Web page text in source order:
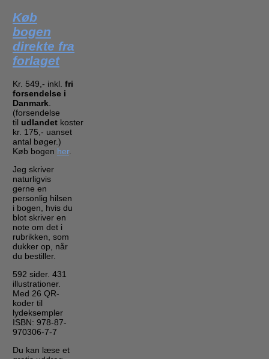
Køb
bogen
direkte fra
forlaget
Kr. 549,- inkl. fri
forsendelse i
Danmark
(forsendelse
til udlandet koster
kr. 175,- uanset
antal bøger.)
Køb bogen her.
Jeg skriver
naturligvis
gerne en
personlig hilsen
i bogen, hvis du
blot skriver en
note om det i
rubrikken, som
dukker op, når
du bestiller.
592 sider. 431
illustrationer.
Med 26 QR-
koder til
lydeksempler
ISBN: 978-87-
970306-7-7
Du kan læse et